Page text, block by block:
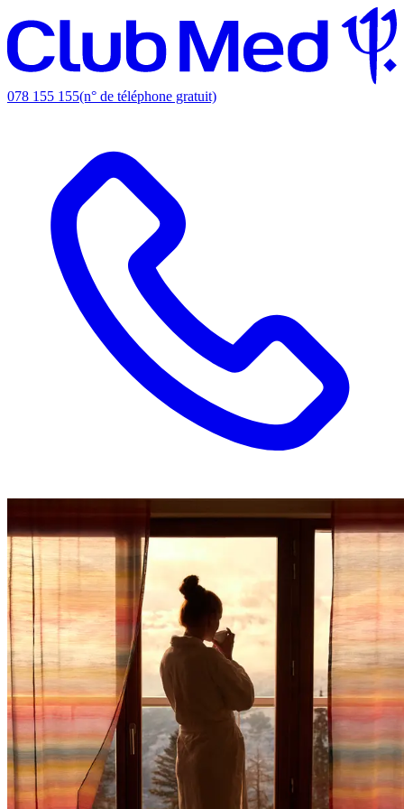
078 155 155(n° de téléphone gratuit)